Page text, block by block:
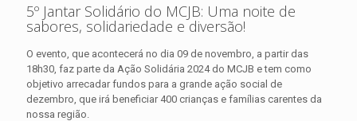
5º Jantar Solidário do MCJB: Uma noite de
sabores, solidariedade e diversão!
O evento, que acontecerá no dia 09 de novembro, a partir das
18h30, faz parte da Ação Solidária 2024 do MCJB e tem como
objetivo arrecadar fundos para a grande ação social de
dezembro, que irá beneficiar 400 crianças e famílias carentes da
nossa região.